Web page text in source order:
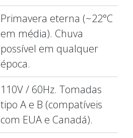
Primavera eterna (~22°C
em média). Chuva
possível em qualquer
época.
110V / 60Hz. Tomadas
tipo A e B (compatíveis
com EUA e Canadá).